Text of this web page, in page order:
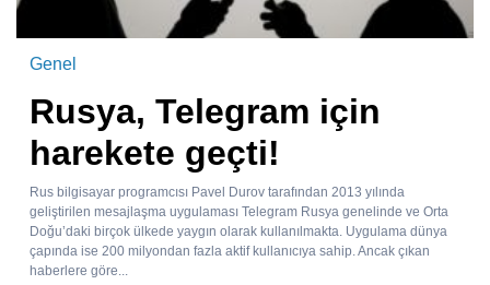
Genel
Rusya, Telegram için
harekete geçti!
Rus bilgisayar programcısı Pavel Durov tarafından 2013 yılında
geliştirilen mesajlaşma uygulaması Telegram Rusya genelinde ve Orta
Doğu’daki birçok ülkede yaygın olarak kullanılmakta. Uygulama dünya
çapında ise 200 milyondan fazla aktif kullanıcıya sahip. Ancak çıkan
haberlere göre...